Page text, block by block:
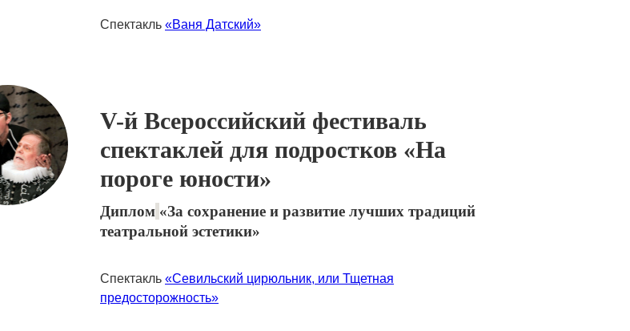
Спектакль «Ваня Датский»
V-й Всероссийский фестиваль
спектаклей для подростков «На
пороге юности»
Диплом «За сохранение и развитие лучших традиций
театральной эстетики»
Спектакль «Севильский цирюльник, или Тщетная
предосторожность»